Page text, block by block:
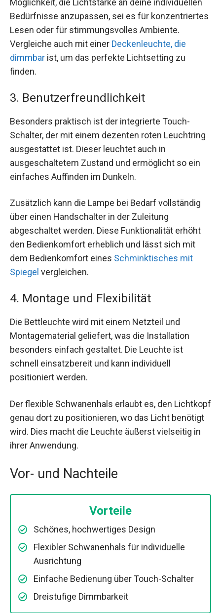
Möglichkeit, die Lichtstärke an deine individuellen
Bedürfnisse anzupassen, sei es für konzentriertes
Lesen oder für stimmungsvolles Ambiente.
Vergleiche auch mit einer Deckenleuchte, die
dimmbar ist, um das perfekte Lichtsetting zu
finden.
3. Benutzerfreundlichkeit
Besonders praktisch ist der integrierte Touch-
Schalter, der mit einem dezenten roten Leuchtring
ausgestattet ist. Dieser leuchtet auch in
ausgeschaltetem Zustand und ermöglicht so ein
einfaches Auffinden im Dunkeln.
Zusätzlich kann die Lampe bei Bedarf vollständig
über einen Handschalter in der Zuleitung
abgeschaltet werden. Diese Funktionalität erhöht
den Bedienkomfort erheblich und lässt sich mit
dem Bedienkomfort eines Schminktisches mit
Spiegel vergleichen.
4. Montage und Flexibilität
Die Bettleuchte wird mit einem Netzteil und
Montagematerial geliefert, was die Installation
besonders einfach gestaltet. Die Leuchte ist
schnell einsatzbereit und kann individuell
positioniert werden.
Der flexible Schwanenhals erlaubt es, den Lichtkopf
genau dort zu positionieren, wo das Licht benötigt
wird. Dies macht die Leuchte äußerst vielseitig in
ihrer Anwendung.
Vor- und Nachteile
Vorteile
Schönes, hochwertiges Design
Flexibler Schwanenhals für individuelle
Ausrichtung
Einfache Bedienung über Touch-Schalter
Dreistufige Dimmbarkeit